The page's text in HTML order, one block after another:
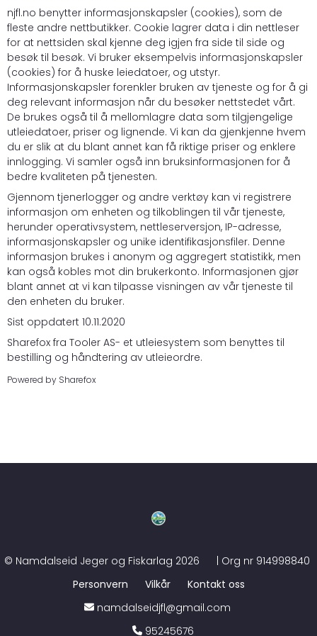
njfl.no benytter informasjonskapsler (cookies), som de
fleste andre nettbutikker. Cookie lagrer data i din nettleser
for at nettsiden skal kjenne deg igjen fra side til side og
besøk til besøk. Vi bruker eksempelvis informasjonskapsler
(cookies) for å huske leiedatoer, og utstyr.
Informasjonskapsler forenkler bruken av tjeneste og for å gi
deg relevant informasjon når du besøker nettstedet vårt.
De brukes også til å mellomlagre data som tilgjengelige
utleiedatoer, priser og lignende. Vi kan da gjenkjenne hvem
du er slik at du blant annet kan få riktige priser og enklere
innlogging. Vi samler også inn bruksinformasjonen for å
bedre kvaliteten på tjenesten.
Gjennom tjenerlogger og andre verktøy kan vi registrere
informasjon om enheten og tilkoblingen til vår tjeneste,
herunder operativsystem, nettleserversjon, IP-adresse,
informasjonskapsler og unike identifikasjonsfiler. Denne
informasjon brukes i anonym og aggregert statistikk, men
kan også kobles mot din brukerkonto. Informasjonen gjør
blant annet at vi kan tilpasse visningen av vår tjeneste til
den enheten du bruker.
Sist oppdatert 10.11.2020
Sharefox fra Tooler AS- et utleiesystem som benyttes til
bestilling og håndtering av utleieordre.
Powered by Sharefox
© Namdalseid Jeger og Fiskarlag 2026 | Org nr 914998840
Personvern
Vilkår
Kontakt oss
namdalseidjfl@gmail.com
95245676